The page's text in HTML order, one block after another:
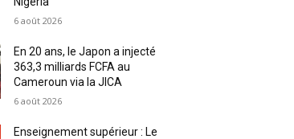
6 août 2026
En 20 ans, le Japon a injecté
363,3 milliards FCFA au
Cameroun via la JICA
6 août 2026
Enseignement supérieur : Le